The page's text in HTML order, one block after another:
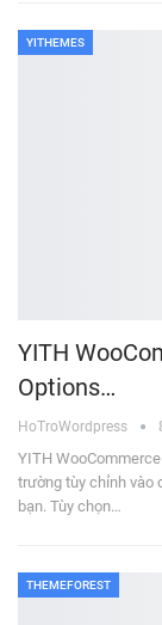
YITHEMES
YITH
Options…
HoTroWordpress
YITH
trường tùy chỉnh vào
bạn. Tùy chọn…
THEMEFOREST